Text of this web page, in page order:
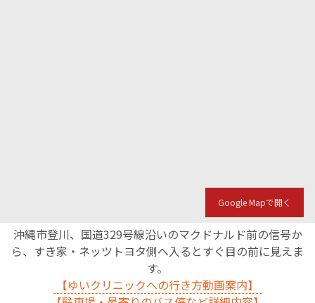
Google Mapで開く
沖縄市登川、国道329号線沿いのマクドナルド前の信号か
ら、すき家・ネッツトヨタ側へ入るとすぐ目の前に見えま
す。
【ゆいクリニックへの行き方動画案内】